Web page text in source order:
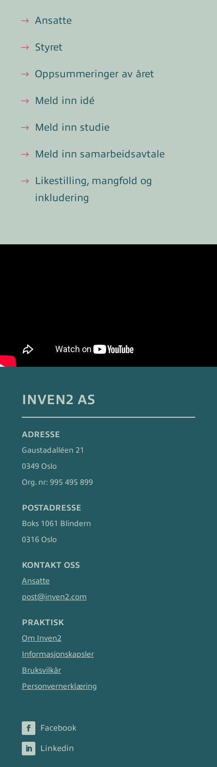
Ansatte
Styret
Oppsummeringer av året
Meld inn idé
Meld inn studie
Meld inn samarbeidsavtale
Likestilling, mangfold og
inkludering
INVEN2 AS
ADRESSE
Gaustadalléen 21
0349 Oslo
Org. nr: 995 495 899
POSTADRESSE
Boks 1061 Blindern
0316 Oslo
KONTAKT OSS
Ansatte
post@inven2.com
PRAKTISK
Om Inven2
Informasjonskapsler
Bruksvilkår
Personvernerklæring